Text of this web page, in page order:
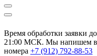
Время обработки заявки
21:00 МСК. Мы напишем в
номера +7 (912) 792-88-53